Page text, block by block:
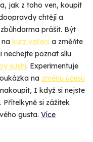
jak z toho ven, koupit
chtějí a
prášit. Být
na kurz vaření a změňte
nechejte poznat sílu
sushi. Experimentuje
na změnu účesu
I když si nejste
Přítelkyně si zážitek
gusta. Více